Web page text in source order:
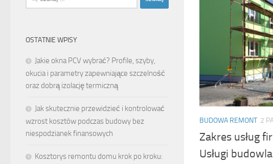
BUDOWA REMONT 2
Zakres usług
Usługi
OSTATNIE WPISY
Jakie okna PCV wybrać? Profile, szyby,
okucia i parametry zapewniające szczelność
oraz dobrą izolację termiczną
Jak skutecznie przewidzieć i kontrolować
wzrost kosztów podczas budowy bez
niespodzianek finansowych
Kosztorys remontu domu krok po kroku: